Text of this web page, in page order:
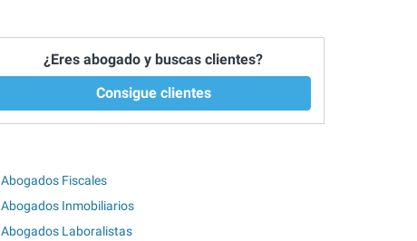
¿Eres abogado y buscas clientes?
Consigue clientes
Abogados Fiscales
Abogados Inmobiliarios
Abogados Laboralistas